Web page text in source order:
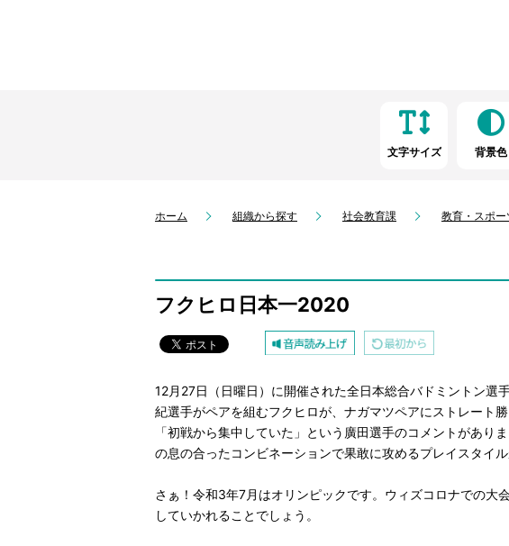
文字サイズ 背景色
ホーム 組織から探す 社会教育課 教育・スポ
フクヒロ日本一2020
12月27日（日曜日）に開催された全日本総合バドミントン選
紀選手がペアを組むフクヒロが、ナガマツペアにストレート
「初戦から集中していた」という廣田選手のコメントがあ
の息の合ったコンビネーションで果敢に攻めるプレイスタイ
さぁ！令和3年7月はオリンピックです。ウィズコロナでの大
していかれることでしょう。